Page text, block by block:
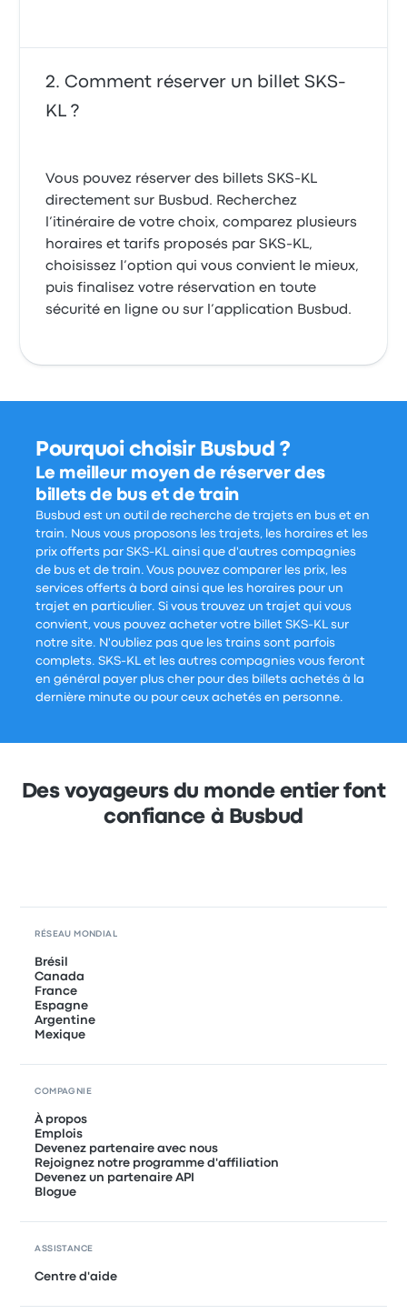
Comment réserver un billet SKS-
KL ?
Vous pouvez réserver des billets SKS-KL
directement sur Busbud. Recherchez
l’itinéraire de votre choix, comparez plusieurs
horaires et tarifs proposés par SKS-KL,
choisissez l’option qui vous convient le mieux,
puis finalisez votre réservation en toute
sécurité en ligne ou sur l’application Busbud.
Pourquoi choisir Busbud ?
Le meilleur moyen de réserver des
billets de bus et de train
Busbud est un outil de recherche de trajets en bus et en
train. Nous vous proposons les trajets, les horaires et les
prix offerts par SKS-KL ainsi que d'autres compagnies
de bus et de train. Vous pouvez comparer les prix, les
services offerts à bord ainsi que les horaires pour un
trajet en particulier. Si vous trouvez un trajet qui vous
convient, vous pouvez acheter votre billet SKS-KL sur
notre site. N'oubliez pas que les trains sont parfois
complets. SKS-KL et les autres compagnies vous feront
en général payer plus cher pour des billets achetés à la
dernière minute ou pour ceux achetés en personne.
Des voyageurs du monde entier font
confiance à Busbud
RÉSEAU MONDIAL
Brésil
Canada
France
Espagne
Argentine
Mexique
COMPAGNIE
À propos
Emplois
Devenez partenaire avec nous
Rejoignez notre programme d'affiliation
Devenez un partenaire API
Blogue
ASSISTANCE
Centre d'aide